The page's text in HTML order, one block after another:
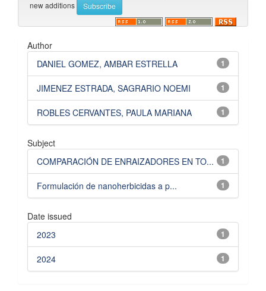
new additions
Author
1
DANIEL GOMEZ, AMBAR ESTRELLA
1
JIMENEZ ESTRADA, SAGRARIO NOEMI
1
ROBLES CERVANTES, PAULA MARIANA
Subject
1
COMPARACIÓN DE ENRAIZADORES EN TO...
1
Formulación de nanoherbicidas a p...
Date issued
1
2023
1
2024